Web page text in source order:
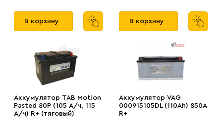
В корзину В корзину
Аккумулятор TAB Motion
Pasted 80P (105 А/ч, 115
А/ч) R+ (тяговый)
Аккумулятор VAG
000915105DL (110Ah) 850A
R+